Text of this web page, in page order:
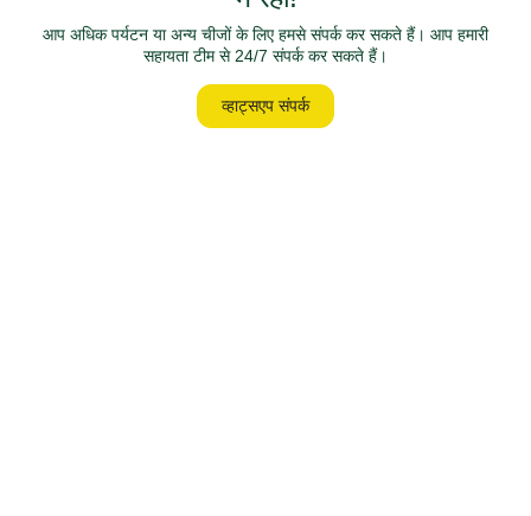
आप अधिक पर्यटन या अन्य चीजों के लिए हमसे संपर्क कर सकते हैं। आप हमारी
सहायता टीम से 24/7 संपर्क कर सकते हैं।
व्हाट्सएप संपर्क